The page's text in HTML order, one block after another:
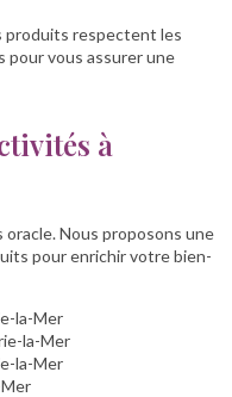
produits respectent les
pour vous assurer une
à
Nous proposons une
pour enrichir votre bien-
la-Mer
la-Mer
la-Mer